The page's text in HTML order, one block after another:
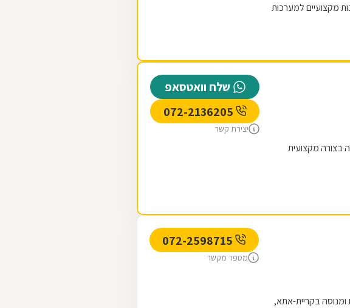
מקצועיים למערכות
בצורה מקצועית
שלח וואטסאפ
יצירת קשר
ומנוסה בקריית-אתא,
מספר מקשר